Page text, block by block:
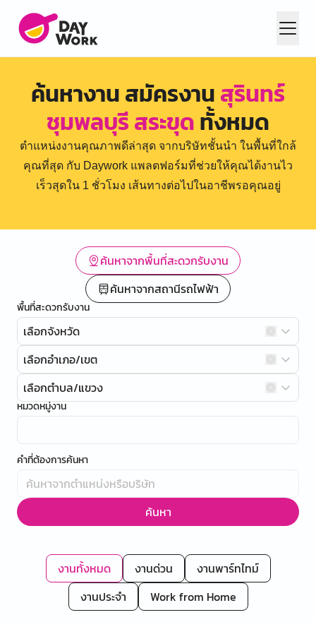
ค้นหางาน สมัครงานสุรินทร์
ชุมพลบุรี สระขุดทั้งหมด
ตำแหน่งงานคุณภาพดีล่าสุด จากบริษัทชั้นนำ ในพื้นที่ใกล้
คุณที่สุด กับ Daywork แพลตฟอร์มที่ช่วยให้คุณได้งานไว
เร็วสุดใน 1 ชั่วโมง เส้นทางต่อไปในอาชีพรอคุณอยู่
ค้นหาจากพื้นที่สะดวกรับงาน
ค้นหาจากสถานีรถไฟฟ้า
พื้นที่สะดวกรับงาน
เลือกจังหวัด
เลือกอำเภอ/เขต
เลือกตำบล/แขวง
หมวดหมู่งาน
คำที่ต้องการค้นหา
ค้นหา
งานทั้งหมด งานด่วน
งานพาร์ทไทม์
งานประจำ
Work from Home